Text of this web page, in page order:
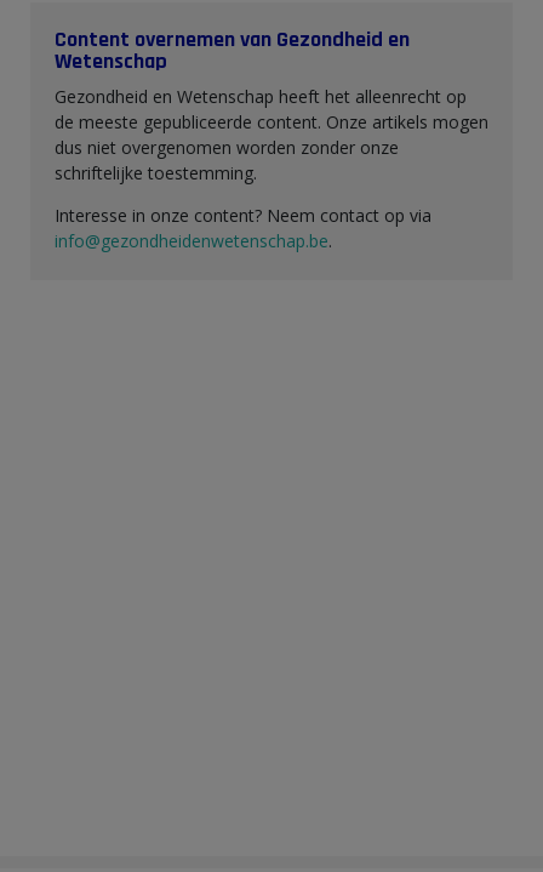
Content overnemen van Gezondheid en
Wetenschap
Gezondheid en Wetenschap heeft het alleenrecht op
de meeste gepubliceerde content. Onze artikels mogen
dus niet overgenomen worden zonder onze
schriftelijke toestemming.
Interesse in onze content? Neem contact op via
info@gezondheidenwetenschap.be.